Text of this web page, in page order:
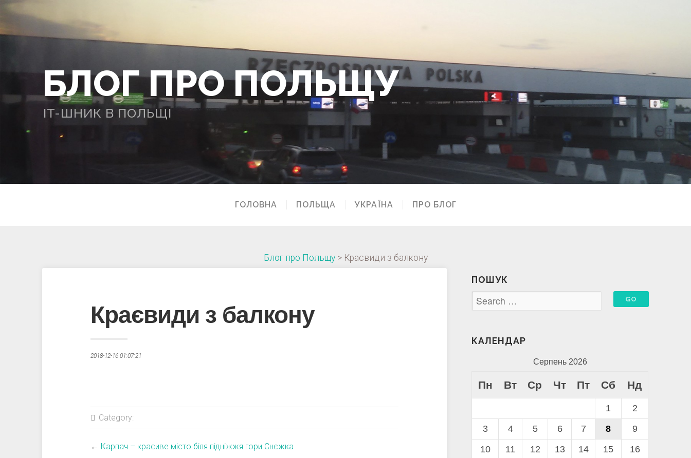
БЛОГ ПРО ПОЛЬЩУ
IT-ШНИК В ПОЛЬЩІ
ГОЛОВНА ПОЛЬЩА УКРАЇНА ПРО БЛОГ
Блог про Польщу> Краєвиди з балкону
Краєвиди з балкону
2018-12-16 01:07:21
Category:
← Карпач – красиве місто біля підніжжя гори Снєжка
ПОШУК
КАЛЕНДАР
Серпень 2026
Пн Вт Ср Чт Пт Сб Нд
1
2
3
4 5 6 7 8
9
10
11 12 13 14 15
16